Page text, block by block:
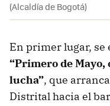
(Alcaldía de Bogotá)
En primer lugar, se
“Primero de
lucha”, que
Distrital hacia el